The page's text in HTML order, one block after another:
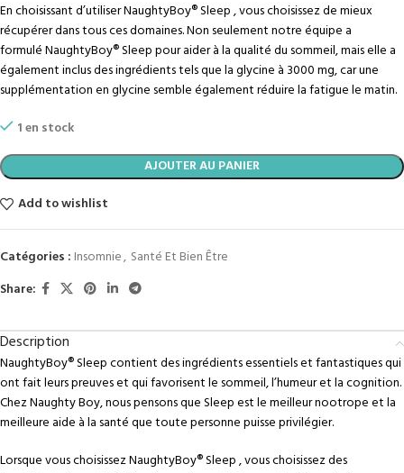
En choisissant d’utiliser NaughtyBoy® Sleep , vous choisissez de mieux
récupérer dans tous ces domaines. Non seulement notre équipe a
formulé NaughtyBoy® Sleep pour aider à la qualité du sommeil, mais elle a
également inclus des ingrédients tels que la glycine à 3000 mg, car une
supplémentation en glycine semble également réduire la fatigue le matin.
1 en stock
AJOUTER AU PANIER
Add to wishlist
Catégories : Insomnie, Santé Et Bien Être
Share:
Description
NaughtyBoy® Sleep contient des ingrédients essentiels et fantastiques qui
ont fait leurs preuves et qui favorisent le sommeil, l’humeur et la cognition.
Chez Naughty Boy, nous pensons que Sleep est le meilleur nootrope et la
meilleure aide à la santé que toute personne puisse privilégier.
Lorsque vous choisissez NaughtyBoy® Sleep , vous choisissez des